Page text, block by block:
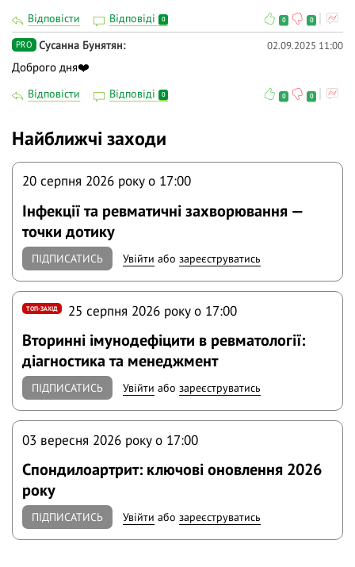
Відповісти Відповіді 0 0 0
PRO Сусанна Бунятян 02.09.2025 11:00
Доброго дня❤️
Відповісти Відповіді 0 0 0
Найближчі заходи
20 серпня 2026 року o 17:00
Інфекції та ревматичні захворювання —
точки дотику
ПІДПИСАТИСЬ Увійти абозареєструватись
ТОП-ЗАХІД 25 серпня 2026 року o 17:00
Вторинні імунодефіцити в ревматології:
діагностика та менеджмент
ПІДПИСАТИСЬ Увійти абозареєструватись
03 вересня 2026 року o 17:00
Спондилоартрит: ключові оновлення 2026
року
ПІДПИСАТИСЬ Увійти абозареєструватись